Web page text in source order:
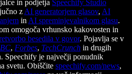
in podjetja Speechify Studio
z AI generatorjem glasov, AI
in AI spreminjevalnikom glasu.
omogoča vrhunsko kakovosten in
besedila v govor. Pojavlja se v
, Forbes, TechCrunch in drugih
Speechify je največji ponudnik
svetu. Obiščite speechify.com/news,